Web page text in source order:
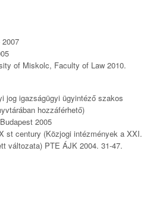
of Miskolc, Faculty of Law 2010.
jog igazságügyi ügyintéző szakos
hozzáférhető)
2005
st century (Közjogi intézmények a XXI.
változata) PTE ÁJK 2004. 31-47.